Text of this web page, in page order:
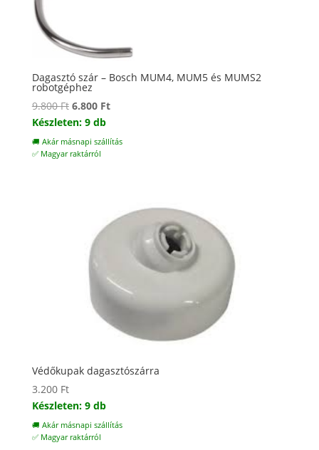
Dagasztó szár – Bosch MUM4, MUM5 és MUMS2
robotgéphez
9.800Ft Original
price
was:
9.800 Ft.
6.800 FtCurrent
is:
Készleten: 9 db
🚚 Akár másnapi szállítás
✅ Magyar raktárról
Védőkupak dagasztószárra
3.200 Ft
Készleten: 9 db
🚚 Akár másnapi szállítás
✅ Magyar raktárról